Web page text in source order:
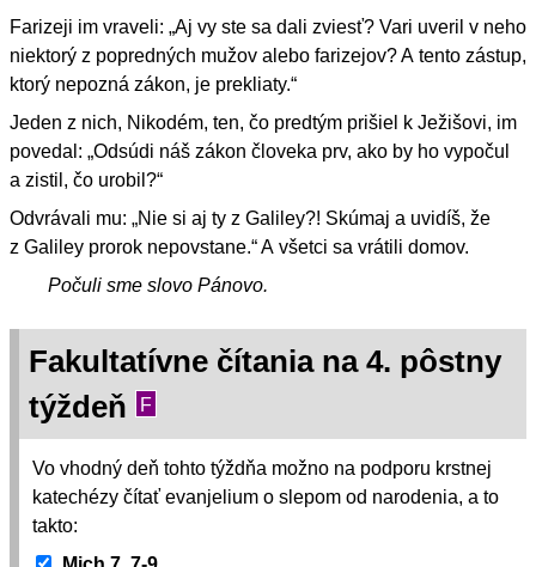
Farizeji im vraveli: „Aj vy ste sa dali zviesť? Vari uveril v neho
niektorý z popredných mužov alebo farizejov? A tento zástup,
ktorý nepozná zákon, je prekliaty.“
Jeden z nich, Nikodém, ten, čo predtým prišiel k Ježišovi, im
povedal: „Odsúdi náš zákon človeka prv, ako by ho vypočul
a zistil, čo urobil?“
Odvrávali mu: „Nie si aj ty z Galiley?! Skúmaj a uvidíš, že
z Galiley prorok nepovstane.“ A všetci sa vrátili domov.
Počuli sme slovo Pánovo.
Fakultatívne čítania na 4. pôstny
týždeň
F
Vo vhodný deň tohto týždňa možno na podporu krstnej
katechézy čítať evanjelium o slepom od narodenia, a to
takto: